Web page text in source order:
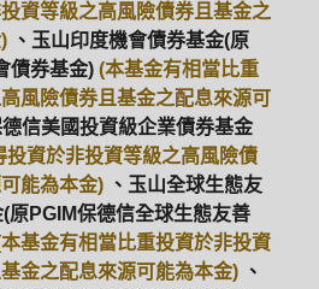
資等級之高風險債券且基金之
、玉山印度機會債券基金(原
債券基金) (本基金有相當比重
風險債券且基金之配息來源可
德信美國投資級企業債券基金
投資於非投資等級之高風險債
能為本金) 、玉山全球生態友
原PGIM保德信全球生態友善
基金有相當比重投資於非投資
金之配息來源可能為本金) 、